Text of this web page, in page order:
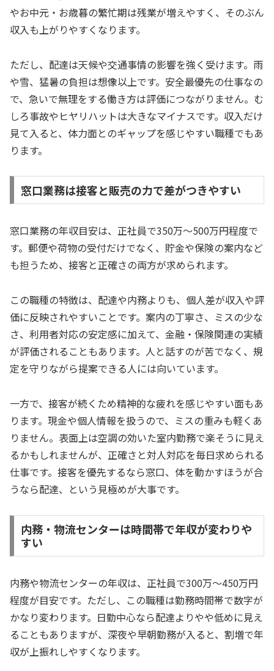
やお中元・お歳暮の繁忙期は残業が増えやすく、そのぶん
収入も上がりやすくなります。
ただし、配達は天候や交通事情の影響を強く受けます。雨
や雪、猛暑の負担は想像以上です。安全最優先の仕事なの
で、急いで無理をする働き方は評価につながりません。む
しろ事故やヒヤリハットは大きなマイナスです。収入だけ
見て入ると、体力面とのギャップを感じやすい職種でもあ
ります。
窓口業務は接客と販売の力で差がつきやすい
窓口業務の年収目安は、正社員で350万〜500万円程度で
す。郵便や荷物の受付だけでなく、貯金や保険の案内など
も担うため、接客と正確さの両方が求められます。
この職種の特徴は、配達や内務よりも、個人差が収入や評
価に反映されやすいことです。案内の丁寧さ、ミスの少な
さ、利用者対応の安定感に加えて、金融・保険関連の実績
が評価されることもあります。人と話すのが苦でなく、規
定を守りながら提案できる人には向いています。
一方で、接客が続くため精神的な疲れを感じやすい面もあ
ります。現金や個人情報を扱うので、ミスの重みも軽くあ
りません。表面上は空調の効いた室内勤務で楽そうに見え
るかもしれませんが、正確さと対人対応を毎日求められる
仕事です。接客を優先するなら窓口、体を動かすほうが合
うなら配達、という見極めが大事です。
内務・物流センターは時間帯で年収が変わりや
すい
内務や物流センターの年収は、正社員で300万〜450万円
程度が目安です。ただし、この職種は勤務時間帯で数字が
かなり変わります。日勤中心なら配達よりやや低めに見え
ることもありますが、深夜や早朝勤務が入ると、割増で年
収が上振れしやすくなります。